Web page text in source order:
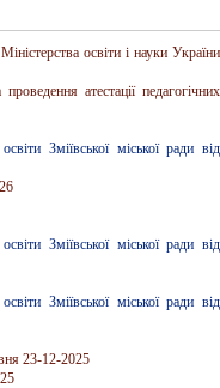
освіти і науки України
атестації педагогічних
Зміївської міської ради від
Зміївської міської ради від
Зміївської міської ради від
23-12-2025